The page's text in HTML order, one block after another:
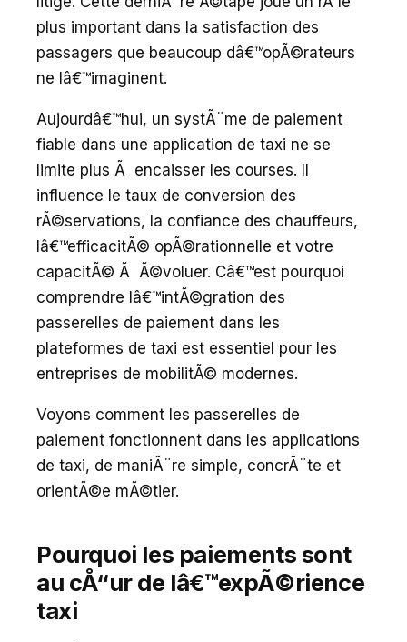
plus important dans la satisfaction des
passagers que beaucoup dâ€™opÃ©rateurs
ne lâ€™imaginent.
Aujourdâ€™hui, un systÃ¨me de paiement
fiable dans une application de taxi ne se
limite plus Ã encaisser les courses. Il
influence le taux de conversion des
rÃ©servations, la confiance des chauffeurs,
lâ€™efficacitÃ© opÃ©rationnelle et votre
capacitÃ© Ã Ã©voluer. Câ€™est pourquoi
comprendre lâ€™intÃ©gration des
passerelles de paiement dans les
plateformes de taxi est essentiel pour les
entreprises de mobilitÃ© modernes.
Voyons comment les passerelles de
paiement fonctionnent dans les applications
de taxi, de maniÃ¨re simple, concrÃ¨te et
orientÃ©e mÃ©tier.
Pourquoi les paiements sont
au cÅ“ur de lâ€™expÃ©rience
taxi